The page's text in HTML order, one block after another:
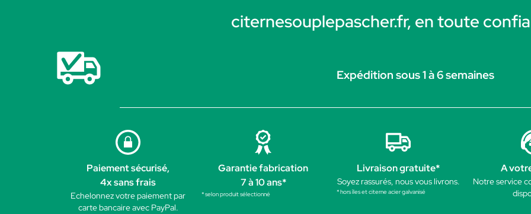
citernesouplepascher.fr, en toute
Expédition sous 1 à 6 semaines
Paiement sécurisé,
4x sans frais
Echelonnez votre paiement par
carte bancaire avec PayPal.
Garantie fabrication
7 à 10 ans*
* selon produit sélectionné
Livraison gratuite*
Soyez rassurés, nous vous livrons.
* hors îles et citerne acier galvanisé
A
Notre service